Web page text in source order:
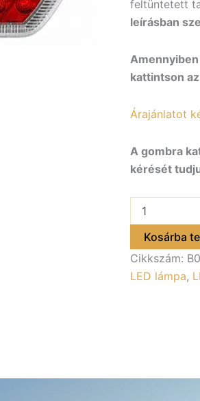
feltüntetett
leírásban
kattintson
Árajánlatot
A gombra
kérését
lámpa,
jobb
B0074
mennyiség
Kosárba
Cikkszám:
LED lámpa,